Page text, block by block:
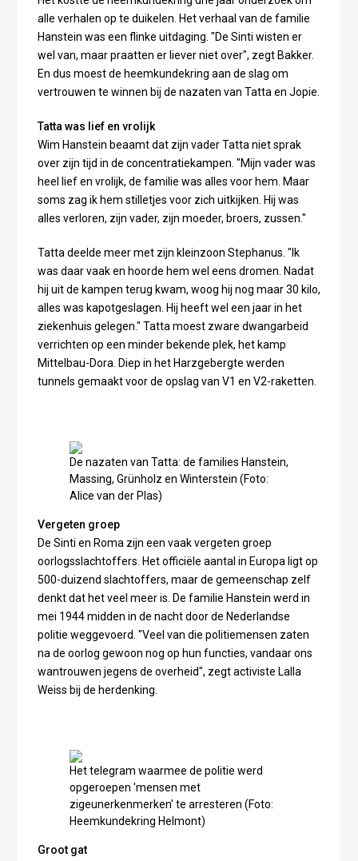
alle verhalen op te duikelen. Het verhaal van de familie
Hanstein was een flinke uitdaging. "De Sinti wisten er
wel van, maar praatten er liever niet over", zegt Bakker.
En dus moest de heemkundekring aan de slag om
vertrouwen te winnen bij de nazaten van Tatta en Jopie.
Tatta was lief en vrolijk
Wim Hanstein beaamt dat zijn vader Tatta niet sprak
over zijn tijd in de concentratiekampen. "Mijn vader was
heel lief en vrolijk, de familie was alles voor hem. Maar
soms zag ik hem stilletjes voor zich uitkijken. Hij was
alles verloren, zijn vader, zijn moeder, broers, zussen."
Tatta deelde meer met zijn kleinzoon Stephanus. "Ik
was daar vaak en hoorde hem wel eens dromen. Nadat
hij uit de kampen terug kwam, woog hij nog maar 30 kilo,
alles was kapotgeslagen. Hij heeft wel een jaar in het
ziekenhuis gelegen." Tatta moest zware dwangarbeid
verrichten op een minder bekende plek, het kamp
Mittelbau-Dora. Diep in het Harzgebergte werden
tunnels gemaakt voor de opslag van V1 en V2-raketten.
De nazaten van Tatta: de families Hanstein,
Massing, Grünholz en Winterstein (Foto:
Alice van der Plas)
Vergeten groep
De Sinti en Roma zijn een vaak vergeten groep
oorlogsslachtoffers. Het officiële aantal in Europa ligt op
500-duizend slachtoffers, maar de gemeenschap zelf
denkt dat het veel meer is. De familie Hanstein werd in
mei 1944 midden in de nacht door de Nederlandse
politie weggevoerd. "Veel van die politiemensen zaten
na de oorlog gewoon nog op hun functies, vandaar ons
wantrouwen jegens de overheid", zegt activiste Lalla
Weiss bij de herdenking.
Het telegram waarmee de politie werd
opgeroepen 'mensen met
zigeunerkenmerken' te arresteren (Foto:
Heemkundekring Helmont)
Groot gat